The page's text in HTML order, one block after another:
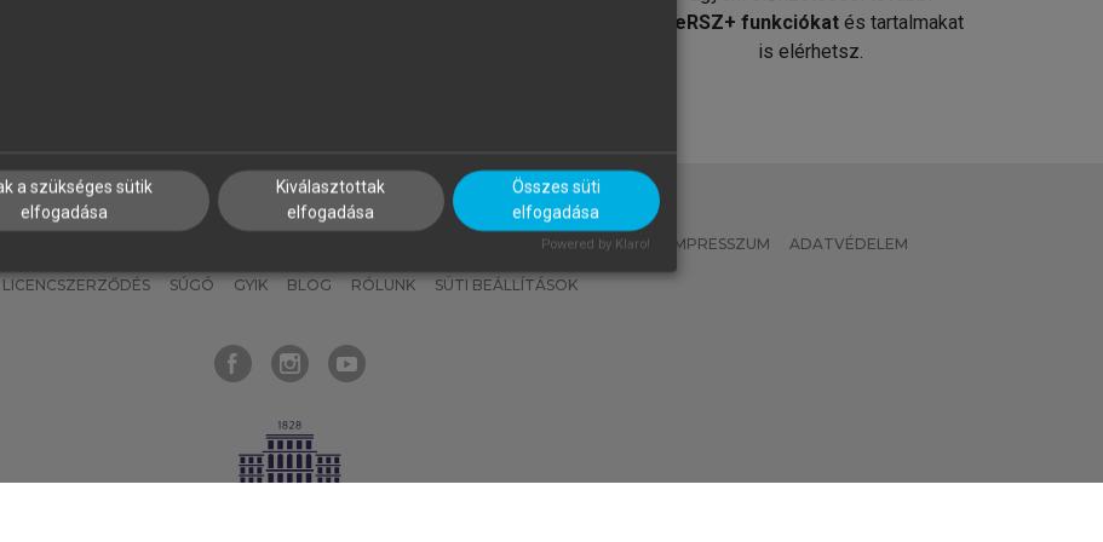
MeRSZ+ funkciókat és tartalmakat
is elérhetsz.
MI – ÁLTALÁNOS IRÁNYELVEK IMPRESSZUM ADATVÉDELEM
LICENCSZERZŐDÉS SÚGÓ GYIK BLOG RÓLUNK SÜTI BEÁLLÍTÁSOK
a szükséges sütik
elfogadása
Kiválasztottak
elfogadása
Összes süti
elfogadása
Powered by Klaro!